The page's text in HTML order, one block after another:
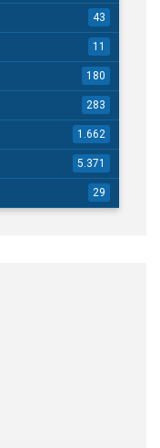
43
11
180
283
1.662
5.371
29